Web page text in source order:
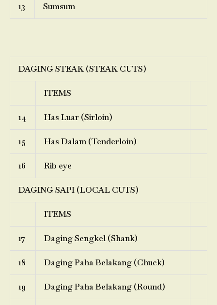
13 Sumsum
DAGING STEAK (STEAK CUTS)
ITEMS
14 Has Luar (Sirloin)
15 Has Dalam (Tenderloin)
16 Rib eye
DAGING SAPI (LOCAL CUTS)
ITEMS
17 Daging Sengkel (Shank)
18 Daging Paha Belakang (Chuck)
19 Daging Paha Belakang (Round)